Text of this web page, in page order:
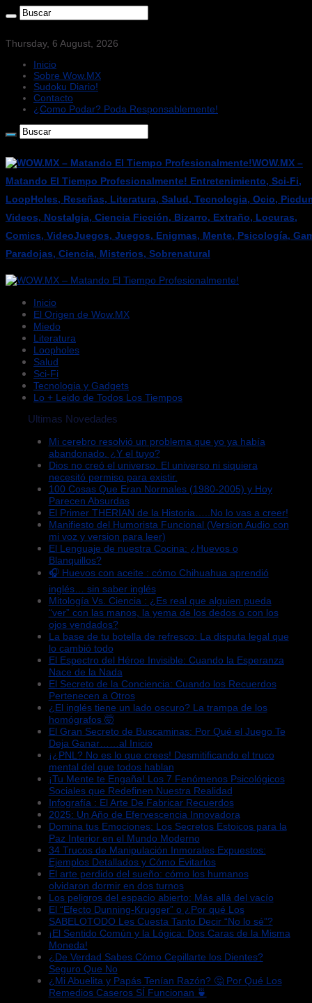
Thursday, 6 August, 2026
Inicio
Sobre Wow.MX
Sudoku Diario!
Contacto
¿Como Podar? Poda Responsablemente!
WOW.MX –
Matando El Tiempo Profesionalmente! Entretenimiento, Sci-Fi,
LoopHoles, Reseñas, Literatura, Salud, Tecnologia, Ocio,
Videos, Nostalgia, Ciencia Ficción, Bizarro, Extraño, Locuras,
Comics, VideoJuegos, Juegos, Enigmas, Mente, Psicología,
Paradojas, Ciencia, Misterios, Sobrenatural
Inicio
El Origen de Wow.MX
Miedo
Literatura
Loopholes
Salud
Sci-Fi
Tecnologia y Gadgets
Lo + Leido de Todos Los Tiempos
Ultimas Novedades
Mi cerebro resolvió un problema que yo ya había
abandonado. ¿Y el tuyo?
Dios no creó el universo. El universo ni siquiera
necesitó permiso para existir.
100 Cosas Que Eran Normales (1980-2005) y Hoy
Parecen Absurdas
El Primer THERIAN de la Historia…..No lo vas a creer!
Manifiesto del Humorista Funcional (Version Audio con
mi voz y version para leer)
El Lenguaje de nuestra Cocina: ¿Huevos o
Blanquillos?
🎧 Huevos con aceite : cómo Chihuahua aprendió
inglés… sin saber inglés
Mitología Vs. Ciencia : ¿Es real que alguien pueda
“ver” con las manos, la yema de los dedos o con los
ojos vendados?
La base de tu botella de refresco: La disputa legal que
lo cambió todo
El Espectro del Héroe Invisible: Cuando la Esperanza
Nace de la Nada
El Secreto de la Conciencia: Cuando los Recuerdos
Pertenecen a Otros
¿El inglés tiene un lado oscuro? La trampa de los
homógrafos 🤯
El Gran Secreto de Buscaminas: Por Qué el Juego Te
Deja Ganar……al Inicio
¡¿PNL? No es lo que crees! Desmitificando el truco
mental del que todos hablan
¡Tu Mente te Engaña! Los 7 Fenómenos Psicológicos
Sociales que Redefinen Nuestra Realidad
Infografía : El Arte De Fabricar Recuerdos
2025: Un Año de Efervescencia Innovadora
Domina tus Emociones: Los Secretos Estoicos para la
Paz Interior en el Mundo Moderno
34 Trucos de Manipulación Inmorales Expuestos:
Ejemplos Detallados y Cómo Evitarlos
El arte perdido del sueño: cómo los humanos
olvidaron dormir en dos turnos
Los peligros del espacio abierto: Más allá del vacío
El “Efecto Dunning-Krugger” o ¿Por qué Los
SABELOTODO Les Cuesta Tanto Decir “No lo sé”?
¡El Sentido Común y la Lógica: Dos Caras de la Misma
Moneda!
¿De Verdad Sabes Cómo Cepillarte los Dientes?
Seguro Que No
¿Mi Abuelita y Papás Tenían Razón? 🤔 Por Qué Los
Remedios Caseros SÍ Funcionan 🍵